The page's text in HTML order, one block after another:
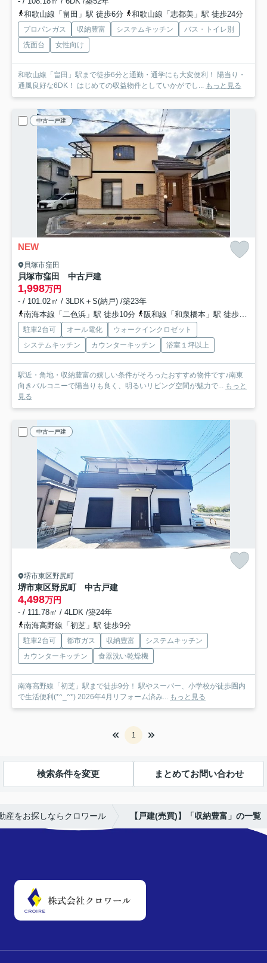
和歌山線「畠田」駅 徒歩6分
和歌山線「志都美」駅 徒歩24分
プロパンガス 収納豊富 システムキッチン
バス・トイレ別
洗面台
女性向け
和歌山線「畠田」駅まで徒歩6分と通勤・通学にも大変便利！ 陽当り・
通風良好な6DK！ はじめての収益物件としていかがでし... もっと見る
中古一戸建
NEW
貝塚市窪田
貝塚市窪田 中古戸建
1,998万円
- / 101.02㎡ / 3LDK＋S(納戸) /築23年
南海本線「二色浜」駅 徒歩10分
阪和線「和泉橋本」駅 徒歩11分
駐車2台可 オール電化
ウォークインクロゼット
システムキッチン
カウンターキッチン 浴室１坪以上
駅近・角地・収納豊富の嬉しい条件がそろったおすすめ物件です♪南東
向きバルコニーで陽当りも良く、明るいリビング空間が魅力で... もっと
見る
中古一戸建
堺市東区野尻町
堺市東区野尻町 中古戸建
4,498万円
- / 111.78㎡ / 4LDK /築24年
南海高野線「初芝」駅 徒歩9分
駐車2台可 都市ガス 収納豊富
システムキッチン
カウンターキッチン
食器洗い乾燥機
南海高野線「初芝」駅まで徒歩9分！ 駅やスーパー、小学校が徒歩圏内
で生活便利(*^_^*) 2026年4月リフォーム済み... もっと見る
1
検索条件を変更 まとめてお問い合わせ
産をお探しならクロワール 【戸建(売買)】「収納豊富」の一覧